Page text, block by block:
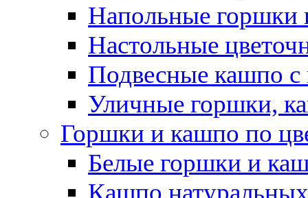
Напольные горшки
Настольные
Подвесные кашпо с
Уличные горшки,
Горшки и кашпо по
Белые горшки и
Кашпо